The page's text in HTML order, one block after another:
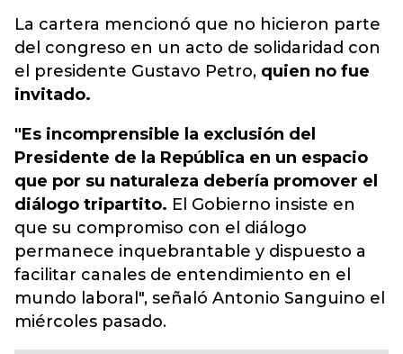
La cartera mencionó que no hicieron parte
del congreso en un acto de solidaridad con
el presidente Gustavo Petro, quien no fue
invitado.
"Es incomprensible la exclusión del
Presidente de la República en un espacio
que por su naturaleza debería promover el
diálogo tripartito. El Gobierno insiste en
que su compromiso con el diálogo
permanece inquebrantable y dispuesto a
facilitar canales de entendimiento en el
mundo laboral", señaló Antonio Sanguino el
miércoles pasado.